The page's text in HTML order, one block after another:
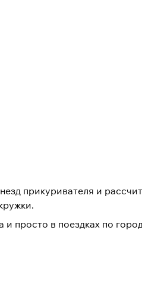
прикуривателя и
просто в поездках по